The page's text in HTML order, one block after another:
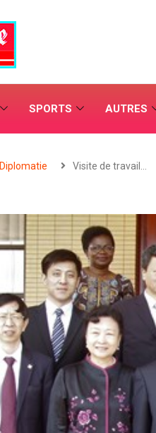
SPORTS AUTRES
Diplomatie Visite de travail…